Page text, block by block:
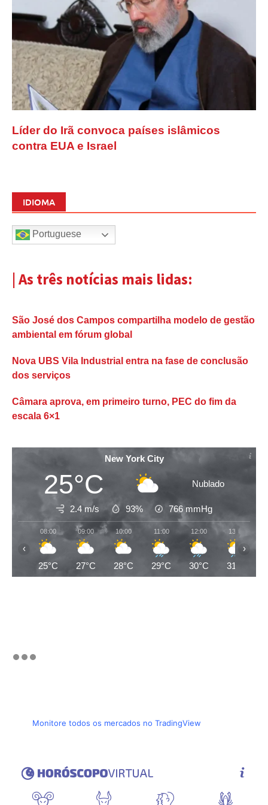
Líder do Irã convoca países islâmicos
contra EUA e Israel
IDIOMA
Portuguese
| As três notícias mais lidas:
São José dos Campos compartilha modelo de gestão
ambiental em fórum global
Nova UBS Vila Industrial entra na fase de conclusão
dos serviços
Câmara aprova, em primeiro turno, PEC do fim da
escala 6×1
New York City
25°C Nublado
2.4 m/s 93% 766 mmHg
08:00
25°C
09:00
27°C
10:00
28°C
11:00
29°C
12:00
30°C
13:00
31°C
‹ ›
Monitore todos os mercados no TradingView